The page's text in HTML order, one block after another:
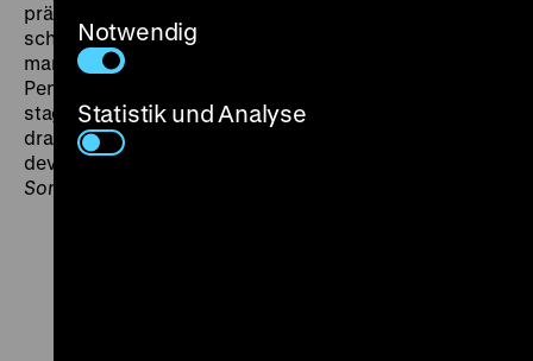
prägnante Komposition, die das Intrigenspiel und die
scheiternde Liebe begleitet. Ganz opernhaft
manifestiert sich die Rivalität zwischen Elizabeth und
Penelope in einem Duett. „Just as I do for the operatic
stage, I try to invent for the motion picture
dramatically melodious music with symphonic
development and variation of themes” (Korngold,
Some Experiences in Film Music
Notwendig
Statistik und Analyse